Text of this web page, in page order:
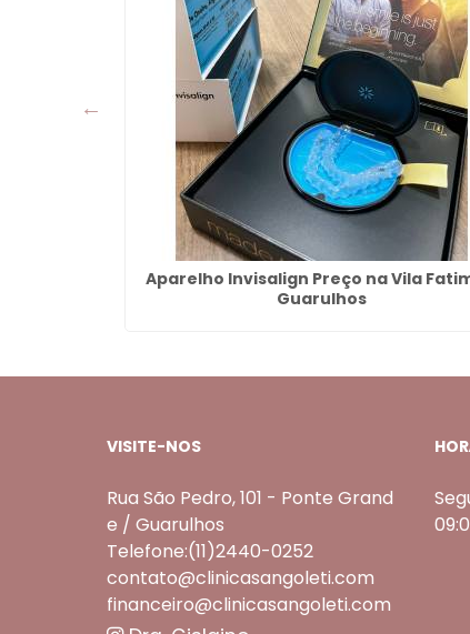
Aparelho Invisalign Preço na Vila
Guarulhos
VISITE-NOS
Rua São Pedro, 101 - Ponte Grand
e / Guarulhos
Telefone:(11)2440-0252
contato@clinicasangoleti.com
financeiro@clinicasangoleti.com